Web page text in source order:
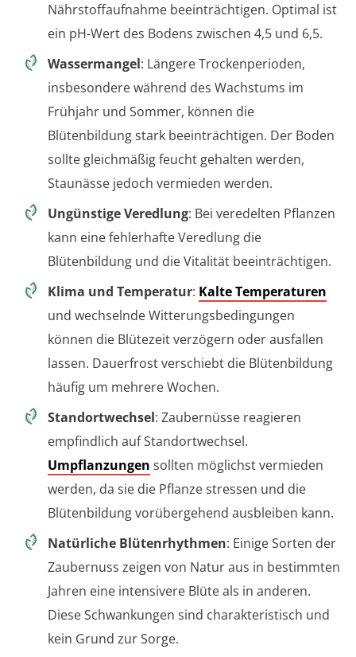
Nährstoffaufnahme beeinträchtigen. Optimal ist
ein pH-Wert des Bodens zwischen 4,5 und 6,5.
Wassermangel: Längere Trockenperioden,
insbesondere während des Wachstums im
Frühjahr und Sommer, können die
Blütenbildung stark beeinträchtigen. Der Boden
sollte gleichmäßig feucht gehalten werden,
Staunässe jedoch vermieden werden.
Ungünstige Veredlung: Bei veredelten Pflanzen
kann eine fehlerhafte Veredlung die
Blütenbildung und die Vitalität beeinträchtigen.
Klima und Temperatur: Kalte Temperaturen
und wechselnde Witterungsbedingungen
können die Blütezeit verzögern oder ausfallen
lassen. Dauerfrost verschiebt die Blütenbildung
häufig um mehrere Wochen.
Standortwechsel: Zaubernüsse reagieren
empfindlich auf Standortwechsel.
Umpflanzungen sollten möglichst vermieden
werden, da sie die Pflanze stressen und die
Blütenbildung vorübergehend ausbleiben kann.
Natürliche Blütenrhythmen: Einige Sorten der
Zaubernuss zeigen von Natur aus in bestimmten
Jahren eine intensivere Blüte als in anderen.
Diese Schwankungen sind charakteristisch und
kein Grund zur Sorge.